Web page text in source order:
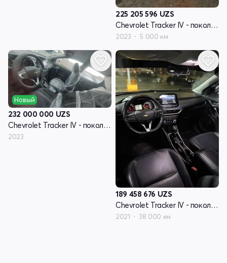
225 205 596 UZS
Chevrolet Tracker IV - поколение
2023 5 000 км
Новый
232 000 000 UZS
Chevrolet Tracker IV - поколение
2023
189 458 676 UZS
Chevrolet Tracker IV - поколение
2021 38 000 км